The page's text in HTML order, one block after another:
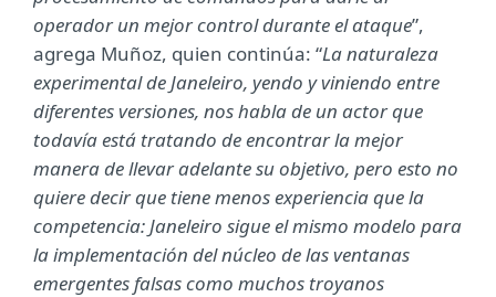
operador un mejor control durante el ataque”,
agrega Muñoz, quien continúa: “La naturaleza
experimental de Janeleiro, yendo y viniendo entre
diferentes versiones, nos habla de un actor que
todavía está tratando de encontrar la mejor
manera de llevar adelante su objetivo, pero esto no
quiere decir que tiene menos experiencia que la
competencia: Janeleiro sigue el mismo modelo para
la implementación del núcleo de las ventanas
emergentes falsas como muchos troyanos